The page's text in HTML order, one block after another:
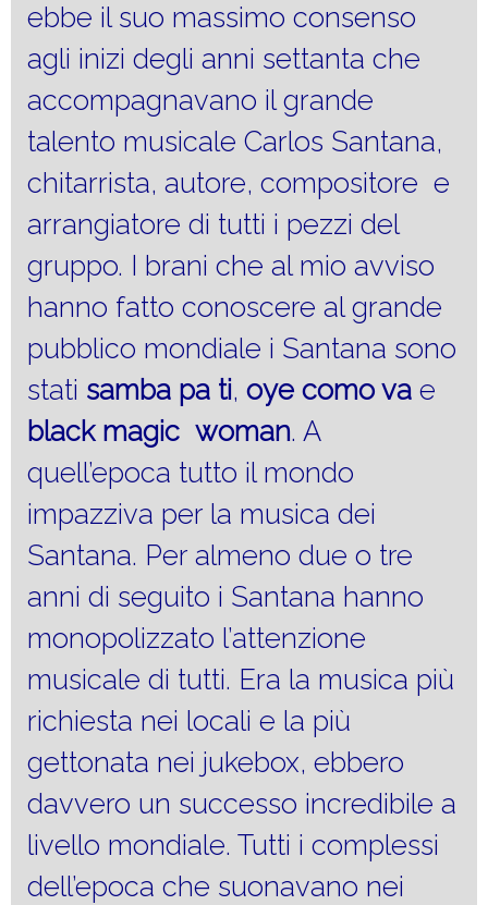
ebbe il suo massimo consenso
agli inizi degli anni settanta che
accompagnavano il grande
talento musicale Carlos Santana,
chitarrista, autore, compositore e
arrangiatore di tutti i pezzi del
gruppo. I brani che al mio avviso
hanno fatto conoscere al grande
pubblico mondiale i Santana sono
stati samba pa ti, oye como va e
black magic woman. A
quell’epoca tutto il mondo
impazziva per la musica dei
Santana. Per almeno due o tre
anni di seguito i Santana hanno
monopolizzato l’attenzione
musicale di tutti. Era la musica più
richiesta nei locali e la più
gettonata nei jukebox, ebbero
davvero un successo incredibile a
livello mondiale. Tutti i complessi
dell’epoca che suonavano nei